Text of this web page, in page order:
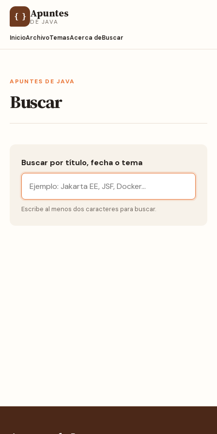
{ } Apuntes
DE JAVA
InicioArchivoTemasAcerca deBuscar
APUNTES DE JAVA
Buscar
Buscar por título, fecha o tema
Escribe al menos dos caracteres para buscar.